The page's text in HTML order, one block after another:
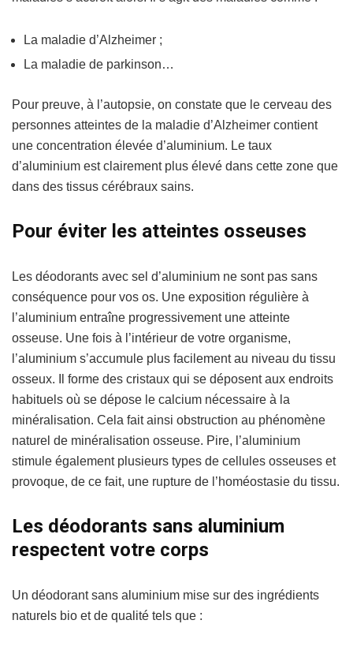
La maladie d’Alzheimer ;
La maladie de parkinson…
Pour preuve, à l’autopsie, on constate que le cerveau des
personnes atteintes de la maladie d’Alzheimer contient
une concentration élevée d’aluminium. Le taux
d’aluminium est clairement plus élevé dans cette zone que
dans des tissus cérébraux sains.
Pour éviter les atteintes osseuses
Les déodorants avec sel d’aluminium ne sont pas sans
conséquence pour vos os. Une exposition régulière à
l’aluminium entraîne progressivement une atteinte
osseuse. Une fois à l’intérieur de votre organisme,
l’aluminium s’accumule plus facilement au niveau du tissu
osseux.
Il forme des cristaux qui se déposent aux endroits
habituels où se dépose le calcium nécessaire à la
minéralisation. Cela fait ainsi obstruction au phénomène
naturel de minéralisation osseuse. Pire, l’aluminium
stimule également plusieurs types de cellules osseuses et
provoque, de ce fait, une rupture de l’homéostasie du tissu.
Les déodorants sans aluminium
respectent votre corps
Un déodorant sans aluminium mise sur des ingrédients
naturels bio et de qualité tels que :